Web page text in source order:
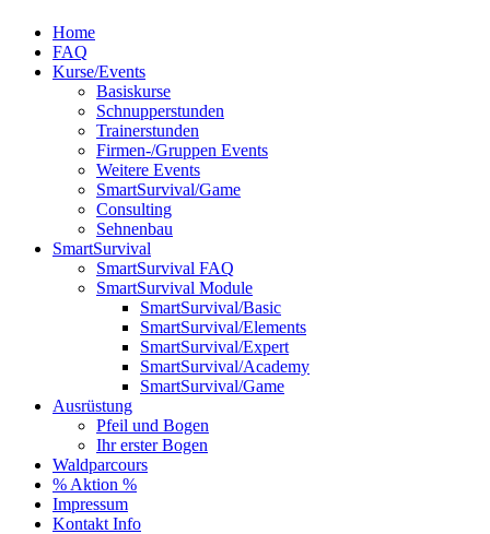
Home
FAQ
Kurse/Events
Basiskurse
Schnupperstunden
Trainerstunden
Firmen-/Gruppen Events
Weitere Events
SmartSurvival/Game
Consulting
Sehnenbau
SmartSurvival
SmartSurvival FAQ
SmartSurvival Module
SmartSurvival/Basic
SmartSurvival/Elements
SmartSurvival/Expert
SmartSurvival/Academy
SmartSurvival/Game
Ausrüstung
Pfeil und Bogen
Ihr erster Bogen
Waldparcours
% Aktion %
Impressum
Kontakt Info